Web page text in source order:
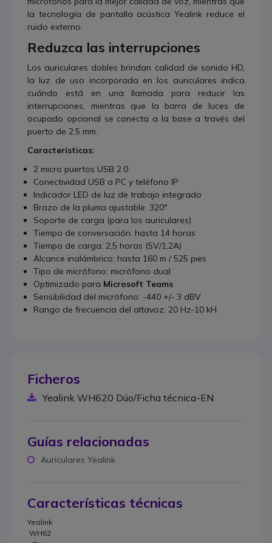
la tecnología de pantalla acústica Yealink reduce el
ruido externo.
Reduzca las interrupciones
Los auriculares dobles brindan calidad de sonido HD,
la luz de uso incorporada en los auriculares indica
cuándo está en una llamada para reducir las
interrupciones, mientras que la barra de luces de
ocupado opcional se conecta a la base a través del
puerto de 2.5 mm.
Características:
2 micro puertos USB 2.0
Conectividad USB a PC y teléfono IP
Indicador LED de luz de trabajo integrado
Brazo de la pluma ajustable: 320°
Soporte de carga (para los auriculares)
Tiempo de conversación: hasta 14 horas
Tiempo de carga: 2,5 horas (5V/1,2A)
Alcance inalámbrico: hasta 160 m / 525 pies
Tipo de micrófono: micrófono dual
Optimizado para Microsoft Teams
Sensibilidad del micrófono: -440 +/- 3 dBV
Rango de frecuencia del altavoz: 20 Hz-10 kH
Ficheros
Yealink WH620 Dúo/Ficha técnica-EN
Guías relacionadas
Auriculares Yealink
Características técnicas
Yealink
WH62